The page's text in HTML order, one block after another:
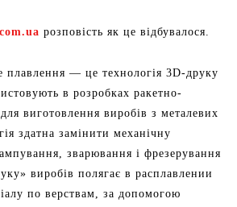
розповість як це відбувалося.
плавлення — це технологія 3D-друку
в розробках ракетно-
виготовлення виробів з металевих
здатна замінити механічну
зварювання і фрезерування
виробів полягає в расплавлении
по верствам, за допомогою